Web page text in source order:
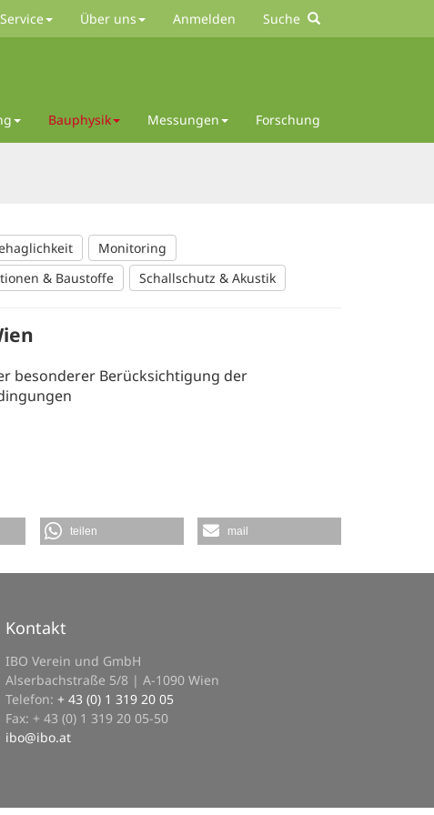
Service Über uns Anmelden Suche
Bauphysik Messungen Forschung
Monitoring
& Baustoffe Schallschutz & Akustik
besonderer Berücksichtigung der
teilen mail
Kontakt
IBO Verein und GmbH
Alserbachstraße 5/8 | A-1090 Wien
Telefon: + 43 (0) 1 319 20 05
Fax: + 43 (0) 1 319 20 05-50
ibo@ibo.at